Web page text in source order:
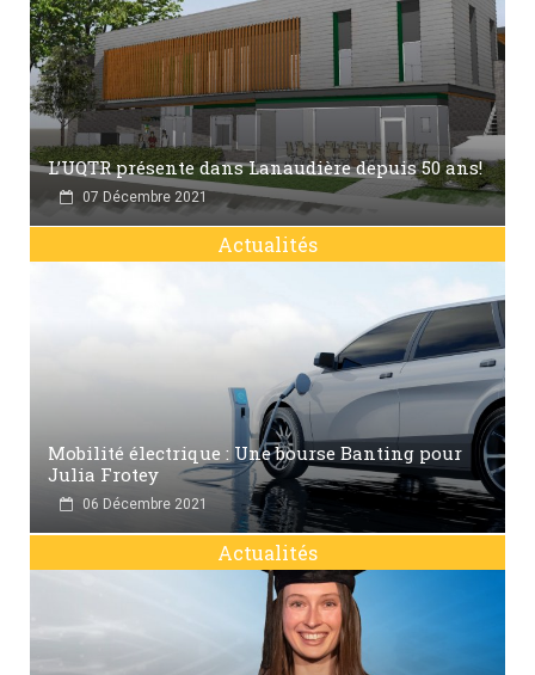
L’UQTR présente dans Lanaudière depuis 50 ans!
07 Décembre 2021
Actualités
Mobilité électrique : Une bourse Banting pour
Julia Frotey
06 Décembre 2021
Actualités